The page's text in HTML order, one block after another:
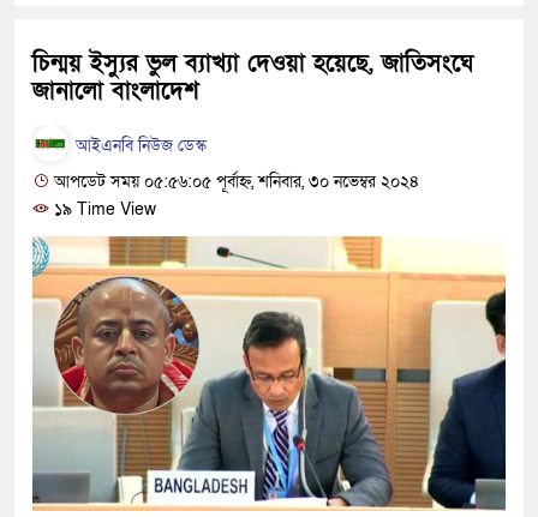
১৫ মাস পর দেশে ফিরছেন
স্বরাষ্ট্রমন্ত্রী
গাজীপুরে সাতজনকে হত্যার
হারুনসহ ১০ জন
ঢাকার চারপাশে সচল হবে নৌপথ,
রাজধানীর দুই মেট্রো স্টেশনে
আদালতকে বলতে চাইলাম ফাঁসি
লতিফ সিদ্দিকী
চিন্ময় ইস্যুর ভুল ব্যাখ্যা দেওয়া হয়েছে, জাতিসংঘে
জানালো বাংলাদেশ
আইএনবি নিউজ ডেস্ক
আপডেট সময় ০৫:৫৬:০৫ পূর্বাহ্ন, শনিবার, ৩০ নভেম্বর ২০২৪
১৯ Time View